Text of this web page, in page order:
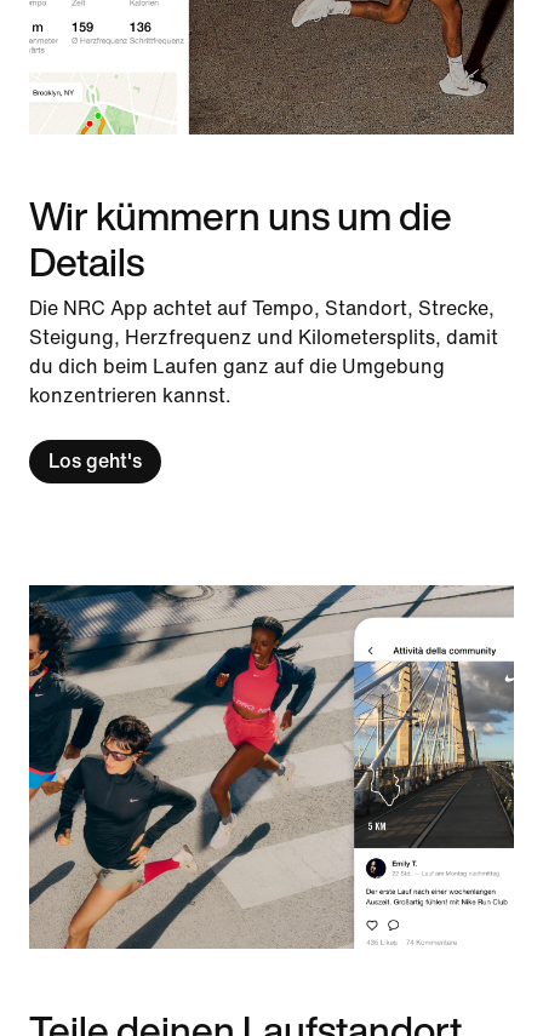
Wir kümmern uns um die
Details
Die NRC App achtet auf Tempo, Standort, Strecke,
Steigung, Herzfrequenz und Kilometersplits, damit
du dich beim Laufen ganz auf die Umgebung
konzentrieren kannst.
Los geht's